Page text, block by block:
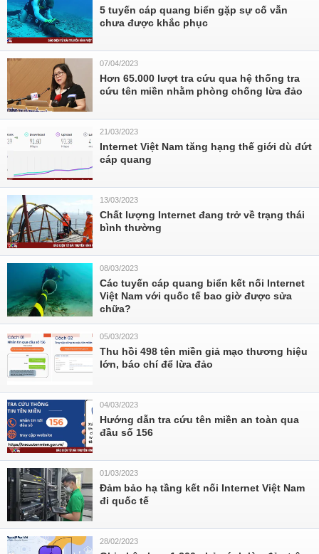
5 tuyến cáp quang biển gặp sự cố vẫn
chưa được khắc phục
07/04/2023
Hơn 65.000 lượt tra cứu qua hệ thống tra
cứu tên miền nhằm phòng chống lừa đảo
21/03/2023
Internet Việt Nam tăng hạng thế giới dù đứt
cáp quang
13/03/2023
Chất lượng Internet đang trở về trạng thái
bình thường
08/03/2023
Các tuyến cáp quang biển kết nối Internet
Việt Nam với quốc tế bao giờ được sửa
chữa?
05/03/2023
Thu hồi 498 tên miền giả mạo thương hiệu
lớn, báo chí để lừa đảo
04/03/2023
Hướng dẫn tra cứu tên miền an toàn qua
đầu số 156
01/03/2023
Đảm bảo hạ tầng kết nối Internet Việt Nam
đi quốc tế
28/02/2023